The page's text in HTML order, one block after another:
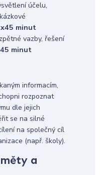
účelu,
minut
vazby, řešení
45 minut
informacím,
rozpoznat
dle jejich
se na silné
na společný cíl
(např. školy).
a